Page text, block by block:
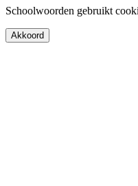
Schoolwoorden gebruikt
Akkoord